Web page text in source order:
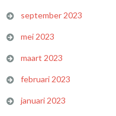
september 2023
mei 2023
maart 2023
februari 2023
januari 2023